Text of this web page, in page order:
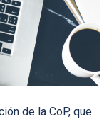
de la CoP, que